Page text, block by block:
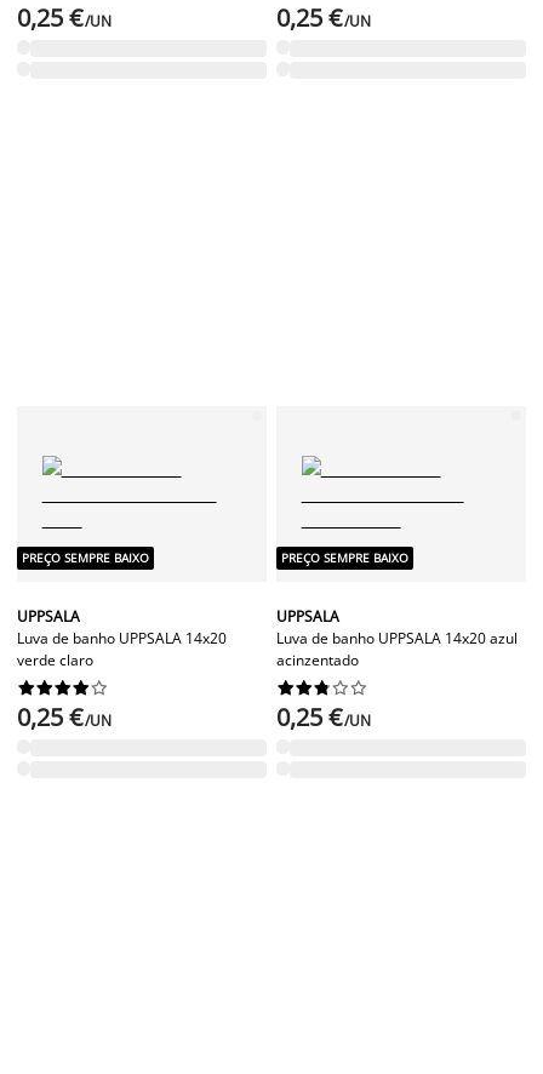
0,25 €/UN 0,25 €/UN
PREÇO SEMPRE BAIXO
UPPSALA
Luva de banho UPPSALA 14x20
verde claro






0,25 €/UN
PREÇO SEMPRE BAIXO
UPPSALA
Luva de banho UPPSALA 14x20 azul
acinzentado






0,25 €/UN